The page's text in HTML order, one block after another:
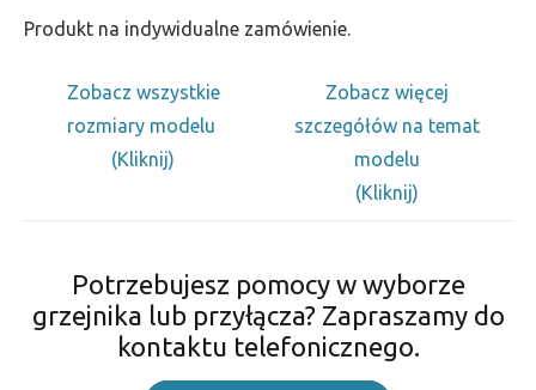
Produkt na indywidualne zamówienie.
Zobacz wszystkie
rozmiary modelu
(Kliknij)
Zobacz więcej
szczegółów na temat
modelu
(Kliknij)
Potrzebujesz pomocy w wyborze
grzejnika lub przyłącza? Zapraszamy do
kontaktu telefonicznego.